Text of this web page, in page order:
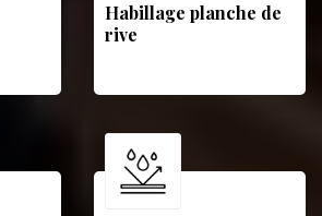
Habillage planche de
rive